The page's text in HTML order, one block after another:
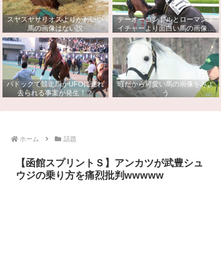
スヤスヤサリオスよりかわいい
馬の画像はない説
テーオーコンドルとローマンネ
イチャーより面白い馬の画像っ
てあるの？
パドックで競走馬がUFOに連れ
去られる事案が発生！？
暇だから可愛い馬の画像をみよ
う
ホーム 話題
【函館スプリントＳ】アンカツが武豊シュ
ウジの乗り方を痛烈批判wwwww